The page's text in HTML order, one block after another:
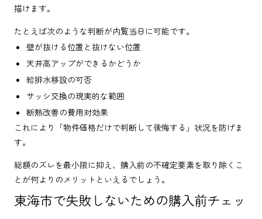
描けます。
たとえば次のような判断が内覧当日に可能です。
壁が抜ける位置と抜けない位置
天井高アップができるかどうか
給排水移設の可否
サッシ交換の現実的な範囲
断熱改善の費用対効果
これにより「物件価格だけで判断して後悔する」状況を防げま
す。
総額のズレを最小限に抑え、購入前の不確定要素を取り除くこ
とが何よりのメリットといえるでしょう。
東海市で失敗しないための購入前チェッ